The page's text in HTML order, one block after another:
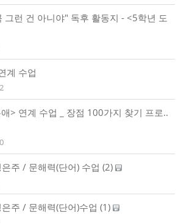
그런 건 아니야" 독후 활동지 - <5학년 도
계 수업
> 연계 수업 _ 장점 100가지 찾기 프로..
주 / 문해력(단어) 수업 (2)
주 / 문해력(단어)수업 (1)